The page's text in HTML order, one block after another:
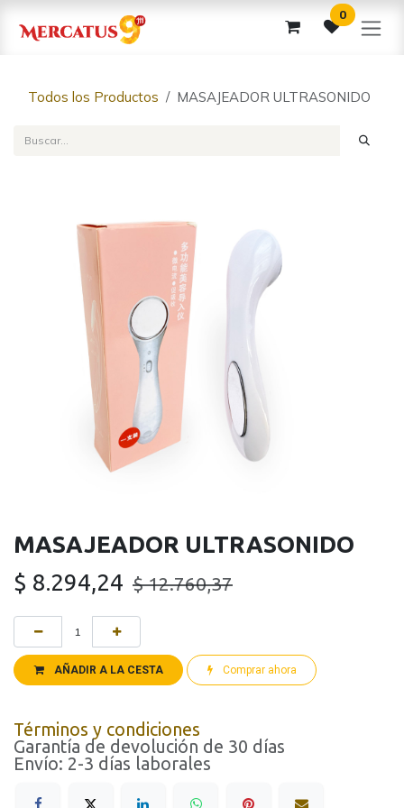
0
Todos los Productos MASAJEADOR ULTRASONIDO
MASAJEADOR ULTRASONIDO
$ 8.294,24 $12.760,37
AÑADIR A LA CESTA Comprar ahora
Términos y condiciones
Garantía de devolución de 30 días
Envío: 2-3 días laborales